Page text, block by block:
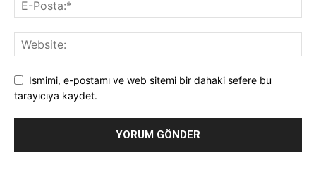
Ismimi, e-postamı ve web sitemi bir dahaki sefere bu
tarayıcıya kaydet.